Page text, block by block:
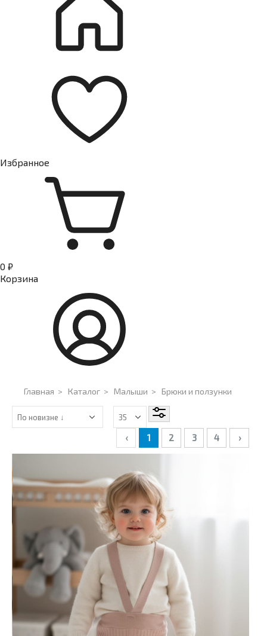
Избранное
0 ₽
Корзина
Главная > Каталог > Малыши > Брюки и ползунки
‹ 1 2 3 4 ›